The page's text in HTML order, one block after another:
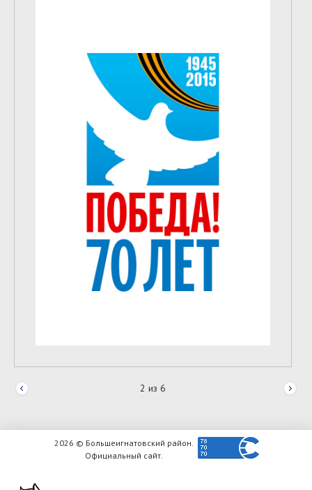
2 из 6
2026 © Большеигнатовский район.
Официальный сайт.